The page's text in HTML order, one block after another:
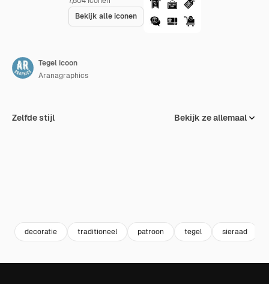
Bekijk alle iconen
Tegel icoon
Aranagraphics
Zelfde stijl Bekijk ze allemaal
decoratie traditioneel patroon tegel sieraad